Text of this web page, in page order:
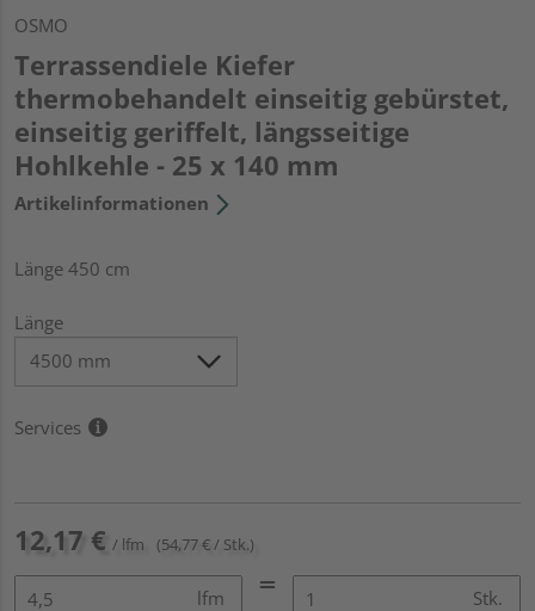
OSMO
Terrassendiele Kiefer
thermobehandelt einseitig gebürstet,
einseitig geriffelt, längsseitige
Hohlkehle - 25 x 140 mm
Artikelinformationen
Länge 450 cm
Länge
Services
12,17 € / lfm (54,77 € / Stk.)
lfm Stk.